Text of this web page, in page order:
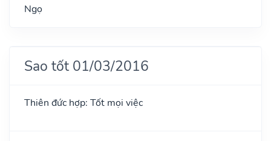
Ngọ
Sao tốt 01/03/2016
Thiên đức hợp: Tốt mọi việc